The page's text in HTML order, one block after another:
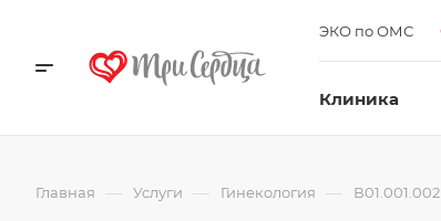
ЭКО по ОМС
Клиника
Главная — Услуги — Гинекология —